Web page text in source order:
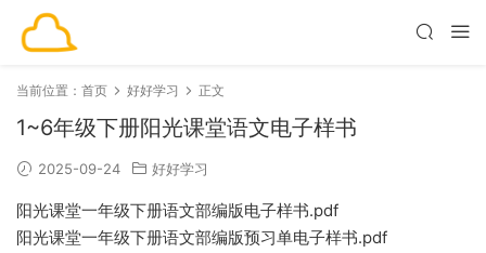
当前位置： 首页 好好学习 正文
1~6年级下册阳光课堂语文电子样书
2025-09-24 好好学习
阳光课堂一年级下册语文部编版电子样书.pdf
阳光课堂一年级下册语文部编版预习单电子样书.pdf